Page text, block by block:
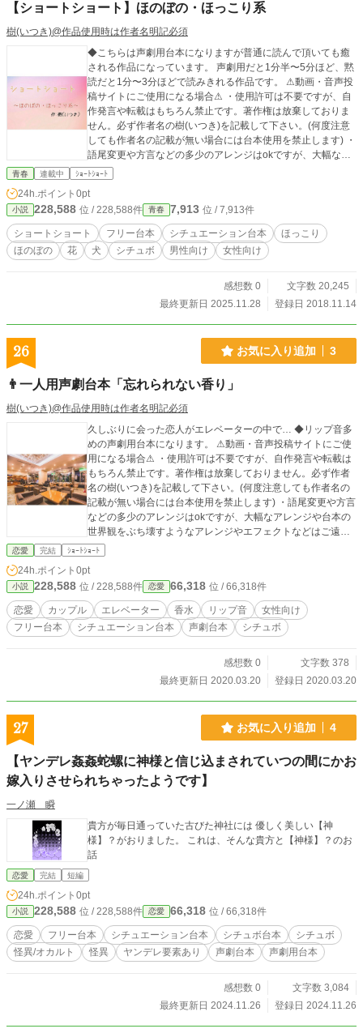
【ショートショート】ほのぼの・ほっこり系
樹(いつき)@作品使用時は作者名明記必須
◆こちらは声劇用台本になりますが普通に読んで頂いても癒
される作品になっています。 声劇用だと1分半〜5分ほど、黙
読だと1分〜3分ほどで読みきれる作品です。 ⚠動画・音声投
稿サイトにご使用になる場合⚠ ・使用許可は不要ですが、自
作発言や転載はもちろん禁止です。著作権は放棄しておりま
せん。必ず作者名の樹(いつき)を記載して下さい。(何度注意
しても作者名の記載が無い場合には台本使用を禁止します) ・
語尾変更や方言などの多少のアレンジはokですが、大幅なア
レンジや台本の世界観をぶち壊すようなアレンジやエフェク
際の注意点】をご覧下さい。
青春 連載中 ｼｮｰﾄｼｮｰﾄ
24h.ポイント 0pt
小説 228,588 位 / 228,588件 青春 7,913 位 / 7,913件
ショートショート フリー台本 シチュエーション台本
ほっこり
ほのぼの
花 犬 シチュボ 男性向け 女性向け
感想数 0
文字数 20,245
最終更新日 2025.11.28
登録日 2018.11.14
26 お気に入り追加 3
👨一人用声劇台本「忘れられない香り」
樹(いつき)@作品使用時は作者名明記必須
久しぶりに会った恋人がエレベーターの中で… ◆リップ音多
めの声劇用台本になります。 ⚠動画・音声投稿サイトにご使
用になる場合⚠ ・使用許可は不要ですが、自作発言や転載は
もちろん禁止です。著作権は放棄しておりません。必ず作者
名の樹(いつき)を記載して下さい。(何度注意しても作者名の
記載が無い場合には台本使用を禁止します) ・語尾変更や方言
などの多少のアレンジはokですが、大幅なアレンジや台本の
世界観をぶち壊すようなアレンジやエフェクトなどはご遠慮
願います。 その他の詳細は【作品を使用する際の注意点】を
恋愛 完結 ｼｮｰﾄｼｮｰﾄ
24h.ポイント 0pt
小説 228,588 位 / 228,588件 恋愛 66,318 位 / 66,318件
恋愛 カップル エレベーター 香水 リップ音
女性向け
フリー台本
シチュエーション台本 声劇台本 シチュボ
感想数 0
文字数 378
最終更新日 2020.03.20
登録日 2020.03.20
27 お気に入り追加 4
【ヤンデレ姦姦蛇螺に神様と信じ込まされていつの間にかお
嫁入りさせられちゃったようです】
一ノ瀬 瞬
貴方が毎日通っていた古びた神社には 優しく美しい【神
様】？がおりました。 これは、そんな貴方と【神様】？のお
話
恋愛 完結 短編
24h.ポイント 0pt
小説 228,588 位 / 228,588件 恋愛 66,318 位 / 66,318件
恋愛 フリー台本 シチュエーション台本 シチュボ台本
シチュボ
怪異/オカルト
怪異 ヤンデレ要素あり 声劇台本 声劇用台本
感想数 0
文字数 3,084
最終更新日 2024.11.26
登録日 2024.11.26